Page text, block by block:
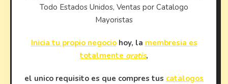
Todo Estados Unidos, Ventas por Catalogo
Mayoristas
Inicia tu propio negociohoy, la membresia es
totalmente gratis,
el unico requisito es que compres tus catalogos